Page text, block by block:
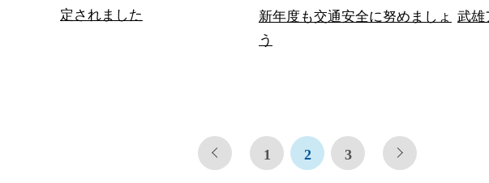
定されました
新年度も交通安全に努めましょ
う
武雄
1 2 3